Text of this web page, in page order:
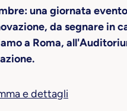
una giornata
da segnare in
a Roma,
e dettagli